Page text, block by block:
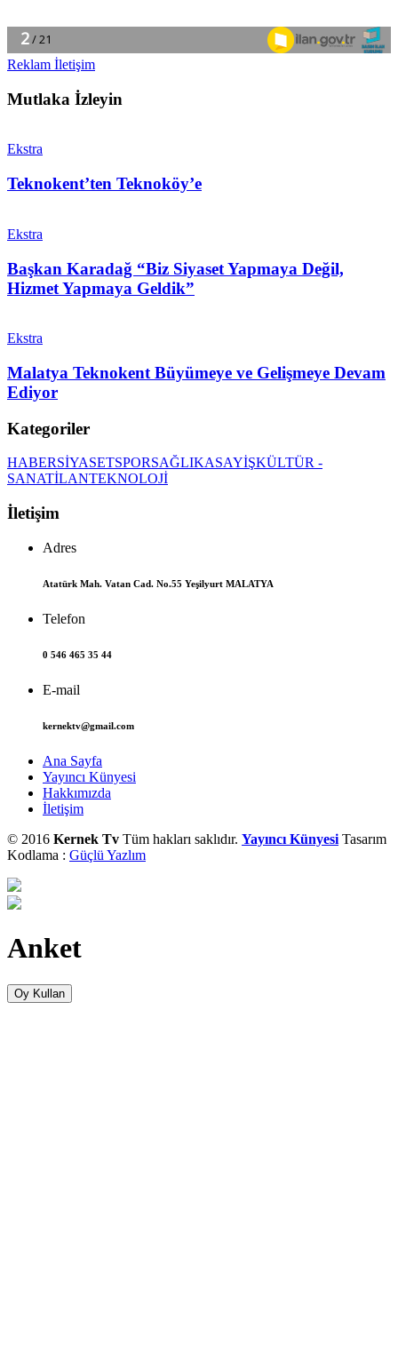
Reklam İletişim
Mutlaka İzleyin
Ekstra
Teknokent’ten Teknoköy’e
Ekstra
Başkan Karadağ “Biz Siyaset Yapmaya Değil,
Hizmet Yapmaya Geldik”
Ekstra
Malatya Teknokent Büyümeye ve Gelişmeye Devam
Ediyor
Kategoriler
HABERSİYASETSPORSAĞLIKASAYİŞKÜLTÜR -
SANATİLANTEKNOLOJİ
İletişim
Adres
Atatürk Mah. Vatan Cad. No.55 Yeşilyurt MALATYA
Telefon
0 546 465 35 44
E-mail
kernektv@gmail.com
Ana Sayfa
Yayıncı Künyesi
Hakkımızda
İletişim
© 2016 Kernek Tv Tüm hakları saklıdır. Yayıncı Künyesi Tasarım
Kodlama : Güçlü Yazlım
Anket